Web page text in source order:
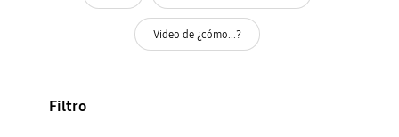
Video de ¿cómo...?
Filtro